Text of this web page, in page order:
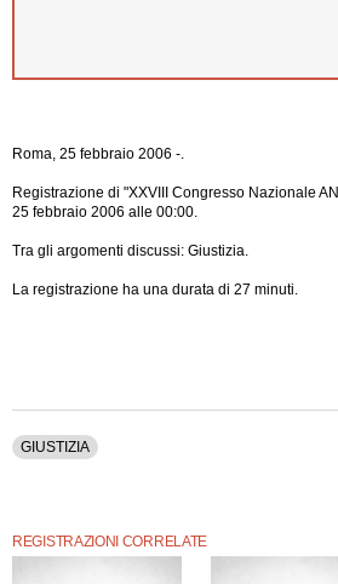
Roma, 25 febbraio 2006 -.
Registrazione di "XXVIII Congresso Nazionale
25 febbraio 2006 alle 00:00.
Tra gli argomenti discussi: Giustizia.
La registrazione ha una durata di 27 minuti.
GIUSTIZIA
REGISTRAZIONI CORRELATE